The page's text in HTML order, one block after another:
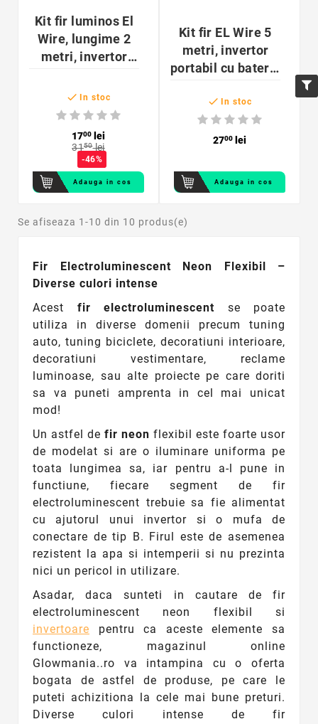
Kit fir luminos El
Wire, lungime 2
metri, invertor
 In stoc
1700
lei
3150lei
-46%
Adauga in cos
Kit fir EL Wire 5
metri, invertor
portabil cu baterii,
gaming si tuning
auto
 In stoc
2700 lei
Adauga in cos
Se afiseaza 1-10 din 10 produs(e)
Fir Electroluminescent Neon Flexibil –
Diverse culori intense
Acest fir electroluminescent se poate
utiliza in diverse domenii precum tuning
auto, tuning biciclete, decoratiuni interioare,
decoratiuni vestimentare, reclame
luminoase, sau alte proiecte pe care doriti
sa va puneti amprenta in cel mai unicat
mod!
Un astfel de fir neon flexibil este foarte usor
de modelat si are o iluminare uniforma pe
toata lungimea sa, iar pentru a-l pune in
functiune, fiecare segment de fir
electroluminescent trebuie sa fie alimentat
cu ajutorul unui invertor si o mufa de
conectare de tip B. Firul este de asemenea
rezistent la apa si intemperii si nu prezinta
nici un pericol in utilizare.
Asadar, daca sunteti in cautare de fir
electroluminescent neon flexibil si
invertoare pentru ca aceste elemente sa
functioneze, magazinul online
Glowmania..ro va intampina cu o oferta
bogata de astfel de produse, pe care le
puteti achizitiona la cele mai bune preturi.
Diverse culori intense de fir